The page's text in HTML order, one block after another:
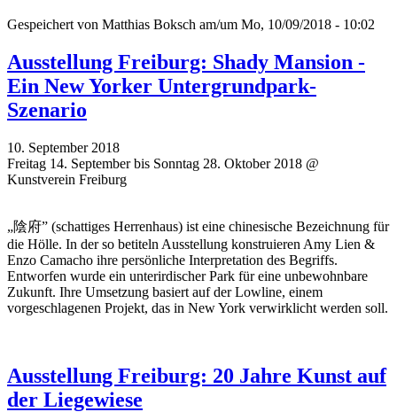
Gespeichert von Matthias Boksch am/um Mo, 10/09/2018 - 10:02
Ausstellung Freiburg: Shady Mansion -
Ein New Yorker Untergrundpark-
Szenario
10. September 2018
Freitag 14. September bis Sonntag 28. Oktober 2018 @
Kunstverein Freiburg
„陰府” (schattiges Herrenhaus) ist eine chinesische Bezeichnung für
die Hölle. In der so betiteln Ausstellung konstruieren Amy Lien &
Enzo Camacho ihre persönliche Interpretation des Begriffs.
Entworfen wurde ein unterirdischer Park für eine unbewohnbare
Zukunft. Ihre Umsetzung basiert auf der Lowline, einem
vorgeschlagenen Projekt, das in New York verwirklicht werden soll.
Ausstellung Freiburg: 20 Jahre Kunst auf
der Liegewiese